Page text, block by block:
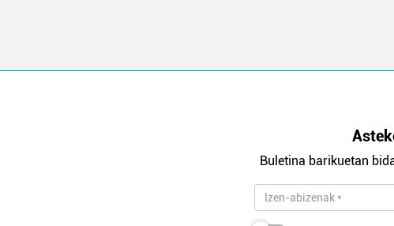
Buletina barikuetan